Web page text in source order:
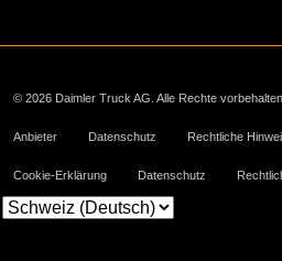
© 2026 Daimler Truck AG. Alle Rechte vorbehalten.
Anbieter Datenschutz Rechtliche
Cookie-Erklärung Datenschutz